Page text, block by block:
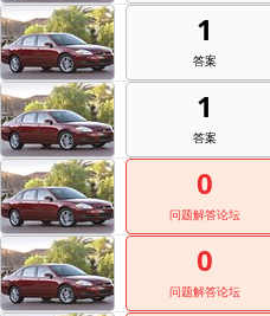
1
答案
1
答案
0
问题解答论坛
0
问题解答论坛